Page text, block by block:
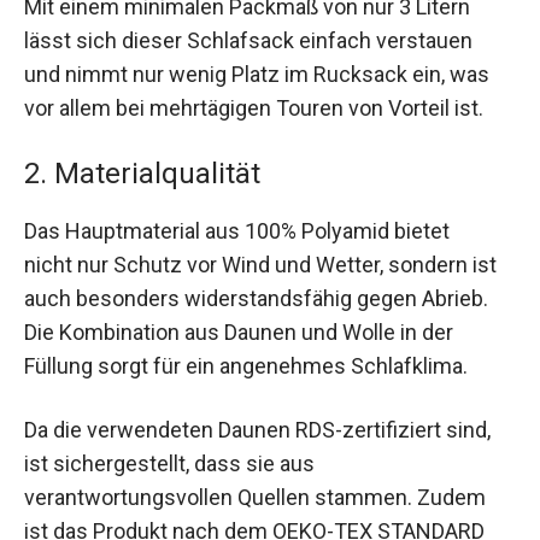
Mit einem minimalen Packmaß von nur 3 Litern
lässt sich dieser Schlafsack einfach verstauen
und nimmt nur wenig Platz im Rucksack ein, was
vor allem bei mehrtägigen Touren von Vorteil ist.
2. Materialqualität
Das Hauptmaterial aus 100% Polyamid bietet
nicht nur Schutz vor Wind und Wetter, sondern ist
auch besonders widerstandsfähig gegen Abrieb.
Die Kombination aus Daunen und Wolle in der
Füllung sorgt für ein angenehmes Schlafklima.
Da die verwendeten Daunen RDS-zertifiziert sind,
ist sichergestellt, dass sie aus
verantwortungsvollen Quellen stammen. Zudem
ist das Produkt nach dem OEKO-TEX STANDARD